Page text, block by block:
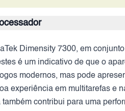
Dimensity 7300, em
é um indicativo de que o
modernos, mas pode
experiência em multitarefas e
contribui para uma